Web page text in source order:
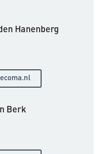
Hanenberg
Berk